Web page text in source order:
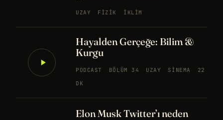
UZAY FIZIK İKLIM
Hayalden Gerçeğe: Bilim &
Kurgu
PODCAST BÖLÜM 34 UZAY SINEMA
22
DK
Elon Musk Twitter’ı neden